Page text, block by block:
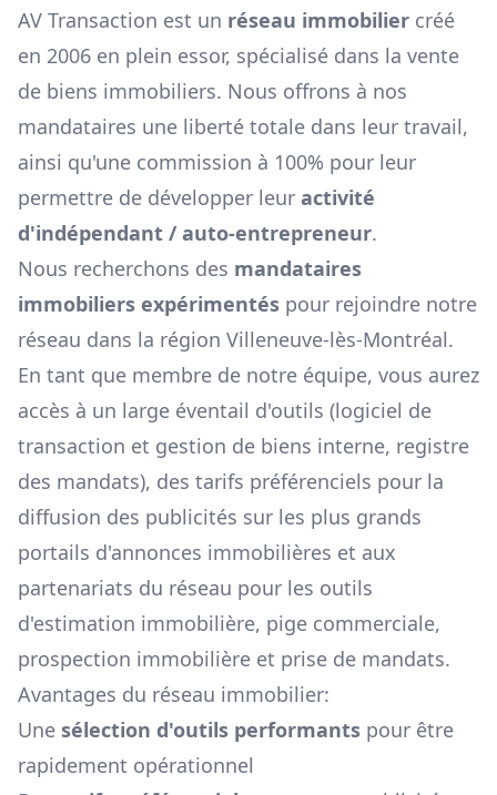
AV Transaction est un réseau immobilier créé
en 2006 en plein essor, spécialisé dans la vente
de biens immobiliers. Nous offrons à nos
mandataires une liberté totale dans leur travail,
ainsi qu'une commission à 100% pour leur
permettre de développer leur activité
d'indépendant / auto-entrepreneur.
Nous recherchons des mandataires
immobiliers expérimentés pour rejoindre notre
réseau dans la région Villeneuve-lès-Montréal.
En tant que membre de notre équipe, vous aurez
accès à un large éventail d'outils (logiciel de
transaction et gestion de biens interne, registre
des mandats), des tarifs préférenciels pour la
diffusion des publicités sur les plus grands
portails d'annonces immobilières et aux
partenariats du réseau pour les outils
d'estimation immobilière, pige commerciale,
prospection immobilière et prise de mandats.
Avantages du réseau immobilier:
Une sélection d'outils performants pour être
rapidement opérationnel